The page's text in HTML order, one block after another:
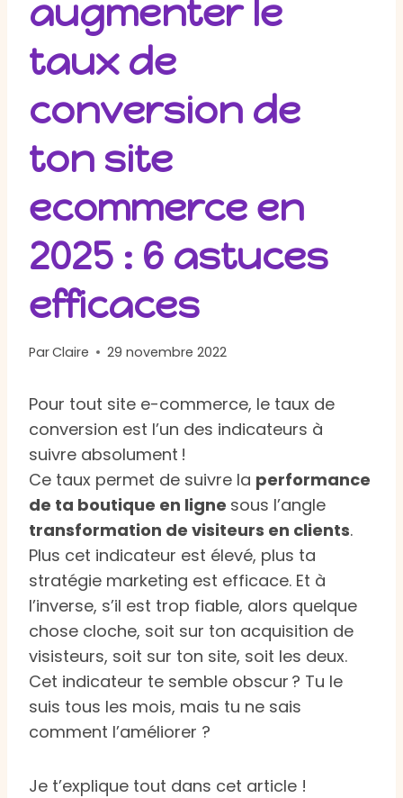
augmenter le
taux de
conversion de
ton site
ecommerce en
2025 : 6 astuces
efficaces
ParClaire 29 novembre 2022
Pour tout site e-commerce, le taux de
conversion est l’un des indicateurs à
suivre absolument !
Ce taux permet de suivre la performance
de ta boutique en ligne sous l’angle
transformation de visiteurs en clients.
Plus cet indicateur est élevé, plus ta
stratégie marketing est efficace. Et à
l’inverse, s’il est trop fiable, alors quelque
chose cloche, soit sur ton acquisition de
visisteurs, soit sur ton site, soit les deux.
Cet indicateur te semble obscur ? Tu le
suis tous les mois, mais tu ne sais
comment l’améliorer ?
Je t’explique tout dans cet article !